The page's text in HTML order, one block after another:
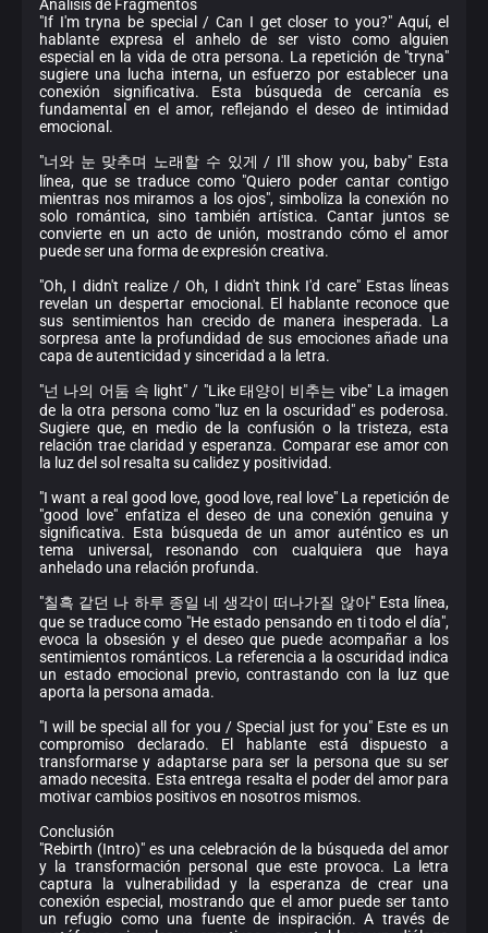
Análisis de Fragmentos
"If I'm tryna be special / Can I get closer to you?" Aquí, el
hablante expresa el anhelo de ser visto como alguien
especial en la vida de otra persona. La repetición de "tryna"
sugiere una lucha interna, un esfuerzo por establecer una
conexión significativa. Esta búsqueda de cercanía es
fundamental en el amor, reflejando el deseo de intimidad
emocional.
"너와 눈 맞추며 노래할 수 있게 / I'll show you, baby" Esta
línea, que se traduce como "Quiero poder cantar contigo
mientras nos miramos a los ojos", simboliza la conexión no
solo romántica, sino también artística. Cantar juntos se
convierte en un acto de unión, mostrando cómo el amor
puede ser una forma de expresión creativa.
"Oh, I didn't realize / Oh, I didn't think I'd care" Estas líneas
revelan un despertar emocional. El hablante reconoce que
sus sentimientos han crecido de manera inesperada. La
sorpresa ante la profundidad de sus emociones añade una
capa de autenticidad y sinceridad a la letra.
"넌 나의 어둠 속 light" / "Like 태양이 비추는 vibe" La imagen
de la otra persona como "luz en la oscuridad" es poderosa.
Sugiere que, en medio de la confusión o la tristeza, esta
relación trae claridad y esperanza. Comparar ese amor con
la luz del sol resalta su calidez y positividad.
"I want a real good love, good love, real love" La repetición de
"good love" enfatiza el deseo de una conexión genuina y
significativa. Esta búsqueda de un amor auténtico es un
tema universal, resonando con cualquiera que haya
anhelado una relación profunda.
"칠흑 같던 나 하루 종일 네 생각이 떠나가질 않아" Esta línea,
que se traduce como "He estado pensando en ti todo el día",
evoca la obsesión y el deseo que puede acompañar a los
sentimientos románticos. La referencia a la oscuridad indica
un estado emocional previo, contrastando con la luz que
aporta la persona amada.
"I will be special all for you / Special just for you" Este es un
compromiso declarado. El hablante está dispuesto a
transformarse y adaptarse para ser la persona que su ser
amado necesita. Esta entrega resalta el poder del amor para
motivar cambios positivos en nosotros mismos.
Conclusión
"Rebirth (Intro)" es una celebración de la búsqueda del amor
y la transformación personal que este provoca. La letra
captura la vulnerabilidad y la esperanza de crear una
conexión especial, mostrando que el amor puede ser tanto
un refugio como una fuente de inspiración. A través de